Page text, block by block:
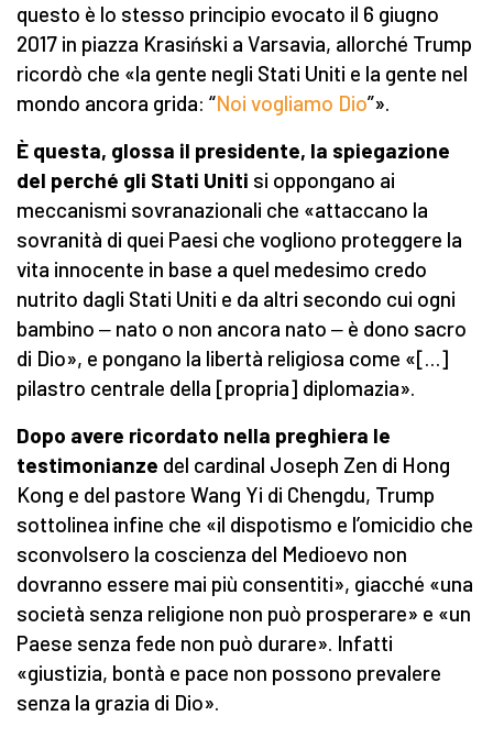
questo è lo stesso principio evocato il 6 giugno
2017 in piazza Krasiński a Varsavia, allorché Trump
ricordò che «la gente negli Stati Uniti e la gente nel
mondo ancora grida: “Noi vogliamo Dio”».
È questa, glossa il presidente, la spiegazione
del perché gli Stati Uniti si oppongano ai
meccanismi sovranazionali che «attaccano la
sovranità di quei Paesi che vogliono proteggere la
vita innocente in base a quel medesimo credo
nutrito dagli Stati Uniti e da altri secondo cui ogni
bambino ‒ nato o non ancora nato ‒ è dono sacro
di Dio», e pongano la libertà religiosa come «[…]
pilastro centrale della [propria] diplomazia».
Dopo avere ricordato nella preghiera le
testimonianze del cardinal Joseph Zen di Hong
Kong e del pastore Wang Yi di Chengdu, Trump
sottolinea infine che «il dispotismo e l’omicidio che
sconvolsero la coscienza del Medioevo non
dovranno essere mai più consentiti», giacché «una
società senza religione non può prosperare» e «un
Paese senza fede non può durare». Infatti
«giustizia, bontà e pace non possono prevalere
senza la grazia di Dio».